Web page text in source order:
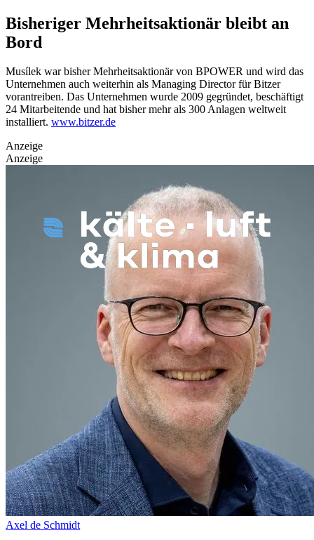
Bisheriger Mehrheitsaktionär bleibt an
Bord
Musílek war bisher Mehrheitsaktionär von BPOWER und wird das
Unternehmen auch weiterhin als Managing Director für Bitzer
vorantreiben. Das Unternehmen wurde 2009 gegründet, beschäftigt
24 Mitarbeitende und hat bisher mehr als 300 Anlagen weltweit
installiert. www.bitzer.de
Anzeige
Anzeige
Axel de Schmidt